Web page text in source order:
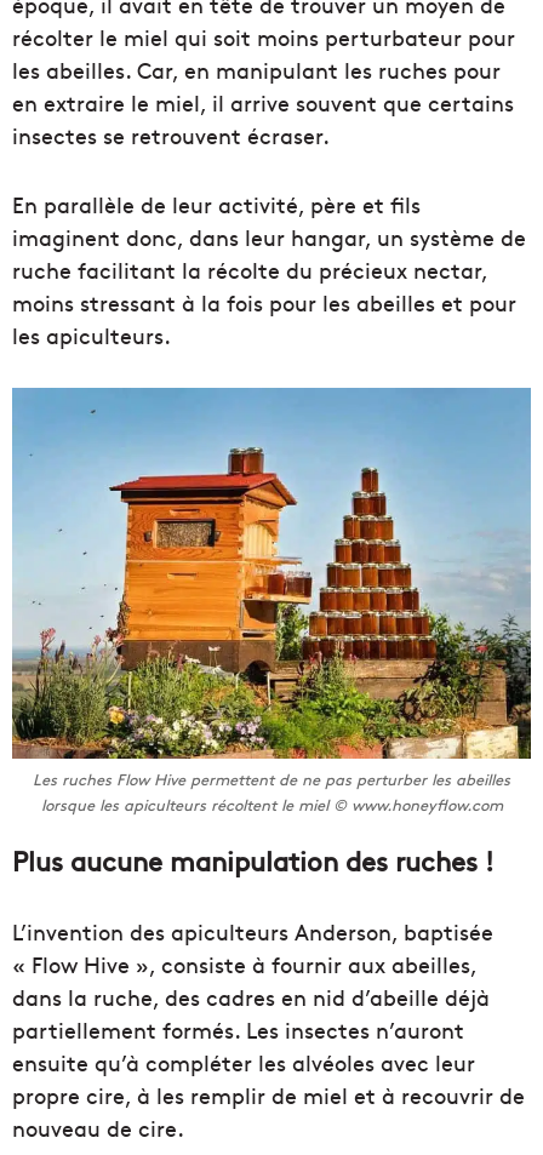
récolter le miel qui soit moins perturbateur pour
les abeilles. Car, en manipulant les ruches pour
en extraire le miel, il arrive souvent que certains
insectes se retrouvent écraser.
En parallèle de leur activité, père et fils
imaginent donc, dans leur hangar, un système de
ruche facilitant la récolte du précieux nectar,
moins stressant à la fois pour les abeilles et pour
les apiculteurs.
Les ruches Flow Hive permettent de ne pas perturber les abeilles
lorsque les apiculteurs récoltent le miel © www.honeyflow.com
Plus aucune manipulation des ruches !
L’invention des apiculteurs Anderson, baptisée
« Flow Hive », consiste à fournir aux abeilles,
dans la ruche, des cadres en nid d’abeille déjà
partiellement formés. Les insectes n’auront
ensuite qu’à compléter les alvéoles avec leur
propre cire, à les remplir de miel et à recouvrir de
nouveau de cire.